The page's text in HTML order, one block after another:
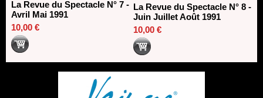
La Revue du Spectacle N° 7 -
Avril Mai 1991
10,00 €
La Revue du Spectacle N° 8 -
Juin Juillet Août 1991
10,00 €